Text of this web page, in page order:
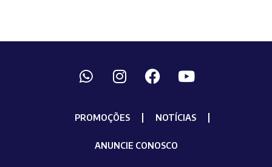
PROMOÇÕES NOTÍCIAS
ANUNCIE CONOSCO